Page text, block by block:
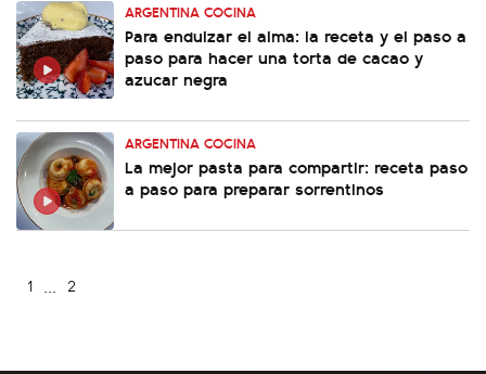
ARGENTINA COCINA
Para endulzar el alma: la receta y el paso a
paso para hacer una torta de cacao y
azucar negra
ARGENTINA COCINA
La mejor pasta para compartir: receta paso
a paso para preparar sorrentinos
1 2